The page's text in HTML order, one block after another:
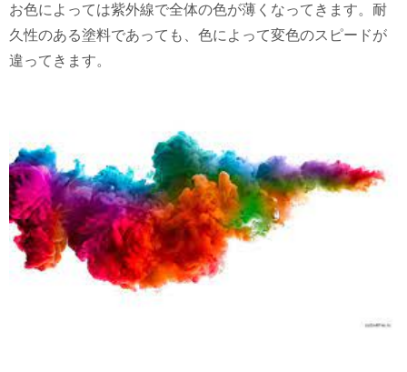
お色によっては紫外線で全体の色が薄くなってきます。 耐
久性のある塗料であっても、色によって変色のスピードが
違ってきます。